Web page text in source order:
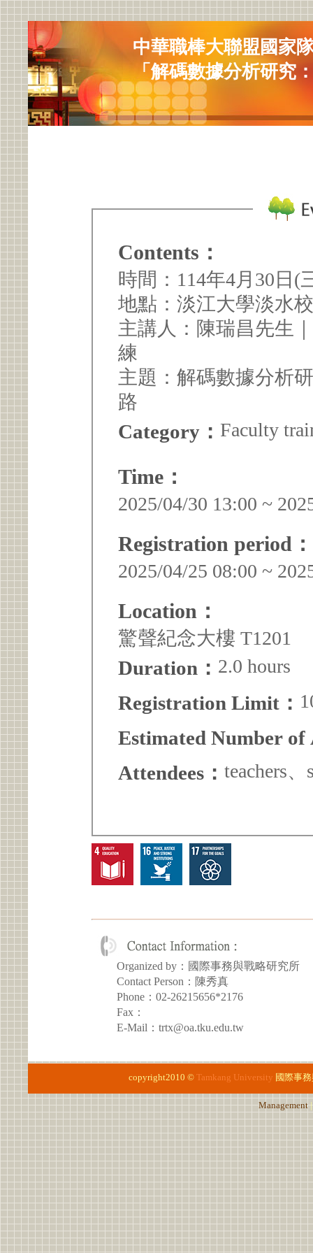
中華職棒大聯盟國家
「解碼數據分析研究
Contents：
時間：114年4月30日(
地點：淡江大學淡水
主講人：陳瑞昌先生
練
主題：解碼數據分析
路
Category： Faculty
Time：
2025/04/30 13:00 ~
Registration period：
2025/04/25 08:00 ~
Location：
驚聲紀念大樓 T1201
Duration： 2.0 hours
Registration Limit：
Estimated Number of
Attendees： teachers
Organized by：國際事務與戰略研究所
Contact Person：陳秀真
Phone：02-26215656*2176
Fax：
E-Mail：trtx@oa.tku.edu.tw
copyright2010 © Tamkang University 國際事
Management